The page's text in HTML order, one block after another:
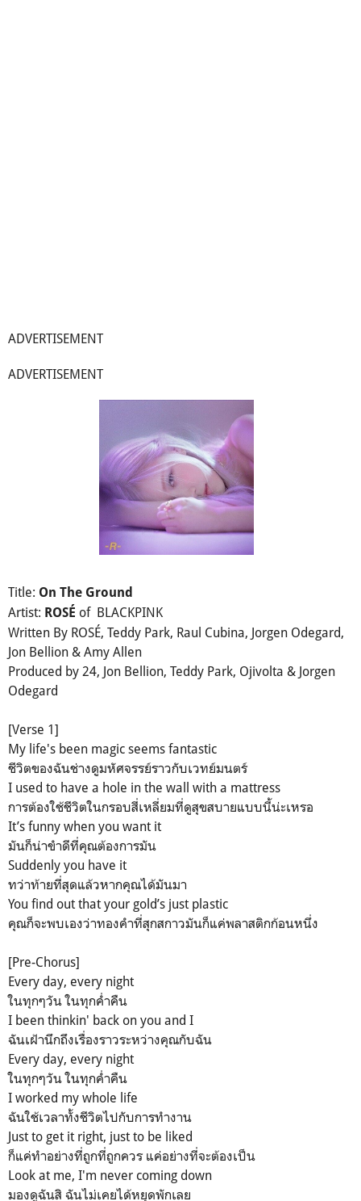
ADVERTISEMENT
ADVERTISEMENT
Title: On The Ground
Artist: ROSÉ of BLACKPINK
Written By ROSÉ, Teddy Park, Raul Cubina, Jorgen Odegard,
Jon Bellion & Amy Allen
Produced by 24, Jon Bellion, Teddy Park, Ojivolta & Jorgen
Odegard
[Verse 1]
My life's been magic seems fantastic
ชีวิตของฉันช่างดูมหัศจรรย์ราวกับเวทย์มนตร์
I used to have a hole in the wall with a mattress
การต้องใช้ชีวิตในกรอบสี่เหลี่ยมที่ดูสุขสบายแบบนี้น่ะเหรอ
It’s funny when you want it
มันก็น่าขำดีที่คุณต้องการมัน
Suddenly you have it
ทว่าท้ายที่สุดแล้วหากคุณได้มันมา
You find out that your gold’s just plastic
คุณก็จะพบเองว่าทองคำที่สุกสกาวมันก็แค่พลาสติกก้อนหนึ่ง
[Pre-Chorus]
Every day, every night
ในทุกๆวัน ในทุกค่ำคืน
I been thinkin' back on you and I
ฉันเฝ้านึกถึงเรื่องราวระหว่างคุณกับฉัน
Every day, every night
ในทุกๆวัน ในทุกค่ำคืน
I worked my whole life
ฉันใช้เวลาทั้งชีวิตไปกับการทำงาน
Just to get it right, just to be liked
ก็แค่ทำอย่างที่ถูกที่ถูกควร แค่อย่างที่จะต้องเป็น
Look at me, I'm never coming down
มองดูฉันสิ ฉันไม่เคยได้หยุดพักเลย